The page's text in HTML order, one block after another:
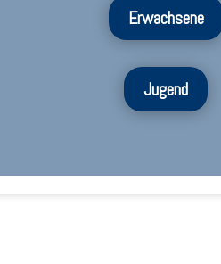
Erwachsene
Jugend